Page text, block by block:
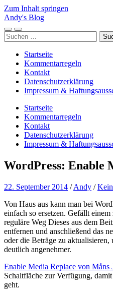
Zum Inhalt springen
Andy's Blog
Mobile-
Menü
Suchfeld
ein-/ausblenden
Suchen
nach:
Startseite
Kommentarregeln
Kontakt
Datenschutzerklärung
Impressum &
Startseite
Kommentarregeln
Kontakt
Datenschutzerklärung
Impressum &
WordPress: Enable
22. September 2014 /Andy /
Von Haus aus kann man bei
einfach so ersetzen. Gefällt
reguläre Weg Dieses aus dem
entfernen und anschließend das
oder die Beträge zu
deutlich angenehmer.
Enable Media Replace von Måns
Schaltfläche zur Verfügung,
geht.